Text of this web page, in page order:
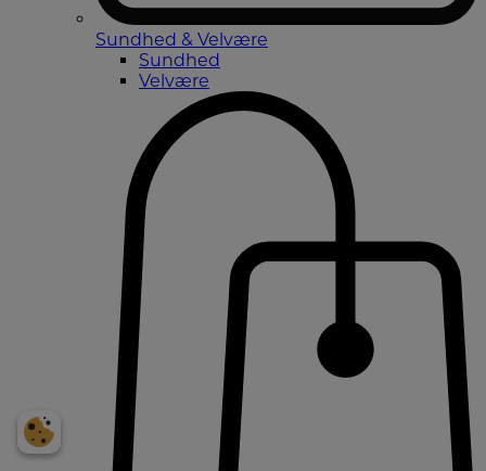
Sundhed & Velvære
Sundhed
Velvære